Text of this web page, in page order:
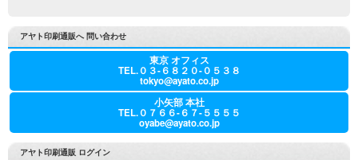
アヤト印刷通販へ 問い合わせ
東京 オフィス
TEL.０３-６８２０-０５３８
tokyo@ayato.co.jp
小矢部 本社
TEL.０７６６-６７-５５５５
oyabe@ayato.co.jp
アヤト印刷通販 ログイン